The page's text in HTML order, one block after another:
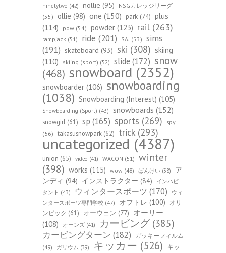
ninetytwo (42) nollie (95)
NSGカレッジリーグ
(55)
ollie (98) one (150) park (74) plus
(114)
pow (54) powder (123) rail (263)
rampjack (51) ride (201) SAJ (53) sims
(191) skateboard (93) ski (308) skiing
(110)
skiing (sport) (52) slide (172) snow
(468) snowboard (2352)
snowboarder (106) snowboarding
(1038) Snowboarding (Interest) (105)
Snowboarding (Sport) (43) snowboards (152)
snowgirl (61) sp (165) sports (269)
spy
(56) takasusnowpark (62) trick (293)
uncategorized (4387)
union (65) video (41) WACON (51) winter
(398) works (115) wow (48) ばんけい (38)
ア
ンディ (94) インストラクター (84)
インハビ
タント (43) ウィンタースポーツ (170)
ウィ
ンタースポーツ専門学校 (47) オフトレ (100)
オリ
ンピック (61) オーウェン (77) オーリー
(108)
オーンズ (41) カービング (385)
カービングターン (182)
ガッキーフィルム
(49)
ガリウム (39) キッカー (526) キッ